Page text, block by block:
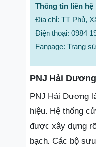
Thông tin liên hệ
Địa chỉ: TT Phủ,
Điện thoại: 0984
Fanpage: Trang
PNJ Hải Dương
PNJ Hải Dương
hiệu. Hệ thống
được xây dựng
bạch. Các bộ